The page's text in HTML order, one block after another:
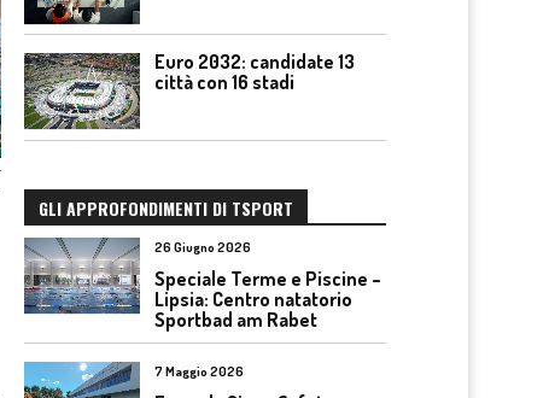
Euro 2032: candidate 13
città con 16 stadi
GLI APPROFONDIMENTI DI TSPORT
26 Giugno 2026
Speciale Terme e Piscine –
Lipsia: Centro natatorio
Sportbad am Rabet
7 Maggio 2026